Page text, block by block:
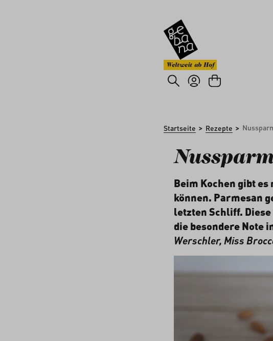
Weltweit ab Hof
Startseite > Rezepte >
Beim Kochen gibt
können. Parmesan
letzten Schliff.
die besondere Note
Werschler, Miss